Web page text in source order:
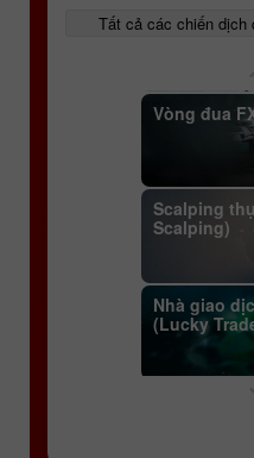
Chi tiết
Các khái
tiền tệ,
Tất cả các chiến dịch
Cuộc đua
(InstaForex
Vòng đua
Scalping
Scalping)
Nhà giao
(Lucky